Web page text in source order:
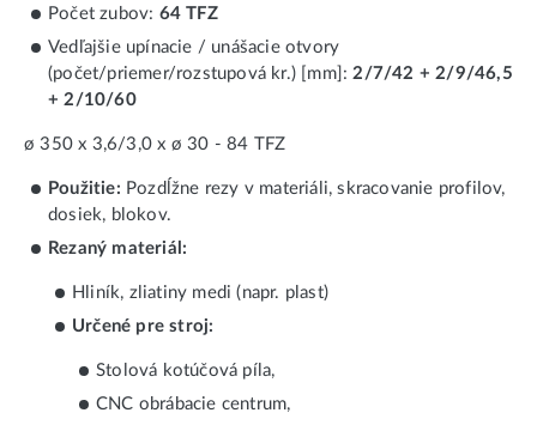
Počet zubov: 64 TFZ
Vedľajšie upínacie / unášacie otvory
(počet/priemer/rozstupová kr.) [mm]:2/7/42 + 2/9/46,5
+ 2/10/60
ø 350 x 3,6/3,0 x ø 30 - 84 TFZ
Použitie: Pozdĺžne rezy v materiáli, skracovanie profilov,
dosiek, blokov.
Rezaný materiál:
Hliník, zliatiny medi (napr. plast)
Určené pre stroj:
Stolová kotúčová píla,
CNC obrábacie centrum,